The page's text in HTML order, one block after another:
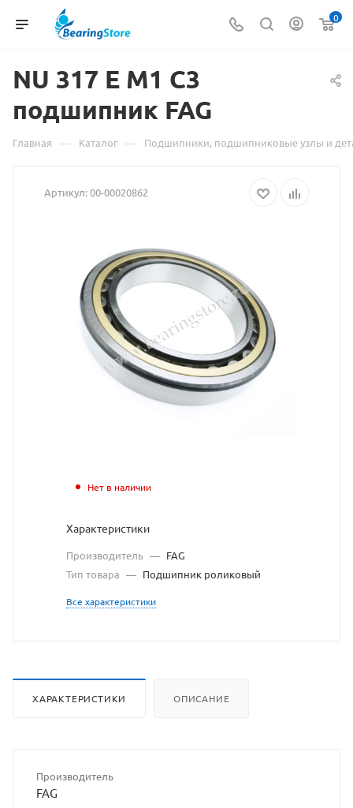
0
NU 317 E M1 C3
о
товаре
M1
C3
подшипник
FAG
взят
подшипник FAG
Главная — Каталог — Подшипники, подшипниковые узлы и
Артикул:00-00020862
Нет в наличии
Характеристики
Производитель — FAG
Тип товара — Подшипник роликовый
Все характеристики
ХАРАКТЕРИСТИКИ ОПИСАНИЕ
Производитель
FAG